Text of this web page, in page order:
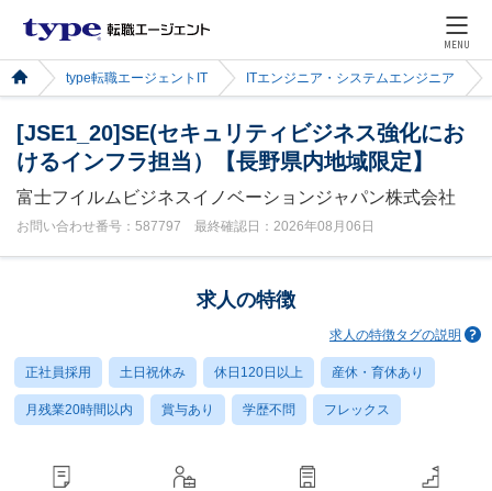
MENU
type転職エージェントIT ITエンジニア・システムエンジニア
[JSE1_20]SE(セキュリティビジネス強化にお
けるインフラ担当）【長野県内地域限定】
富士フイルムビジネスイノベーションジャパン株式会社
お問い合わせ番号：587797 最終確認日：2026年08月06日
求人の特徴
求人の特徴タグの説明
正社員採用 土日祝休み 休日120日以上 産休・育休あり
月残業20時間以内 賞与あり 学歴不問 フレックス